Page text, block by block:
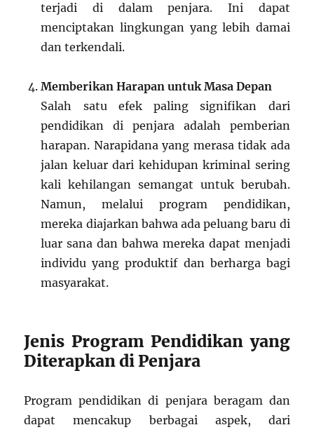
terjadi di dalam penjara. Ini dapat
menciptakan lingkungan yang lebih damai
dan terkendali.
Memberikan Harapan untuk Masa Depan
Salah satu efek paling signifikan dari
pendidikan di penjara adalah pemberian
harapan. Narapidana yang merasa tidak ada
jalan keluar dari kehidupan kriminal sering
kali kehilangan semangat untuk berubah.
Namun, melalui program pendidikan,
mereka diajarkan bahwa ada peluang baru di
luar sana dan bahwa mereka dapat menjadi
individu yang produktif dan berharga bagi
masyarakat.
Jenis Program Pendidikan yang
Diterapkan di Penjara
Program pendidikan di penjara beragam dan
dapat mencakup berbagai aspek, dari